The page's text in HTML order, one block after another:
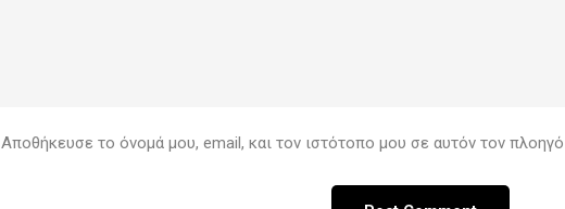
Αποθήκευσε το όνομά μου, email, και τον ιστότοπο μου σε αυτόν τον